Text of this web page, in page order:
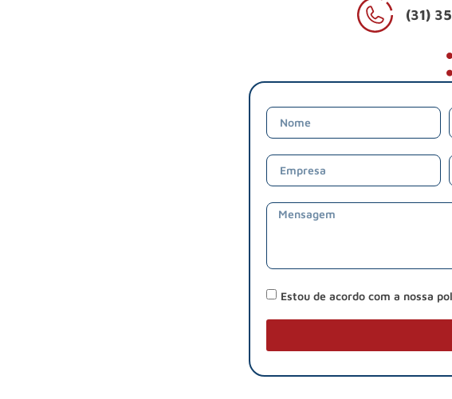
(31)
Estou de acordo com a nossa